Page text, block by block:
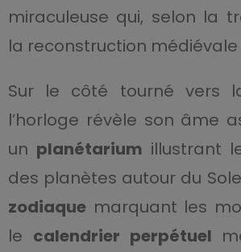
miraculeuse qui, selon la
la reconstruction médiévale
Sur le côté tourné vers
l’horloge révèle son âme
un planétarium illustrant
des planètes autour du
zodiaquemarquant les
le calendrier perpétuel